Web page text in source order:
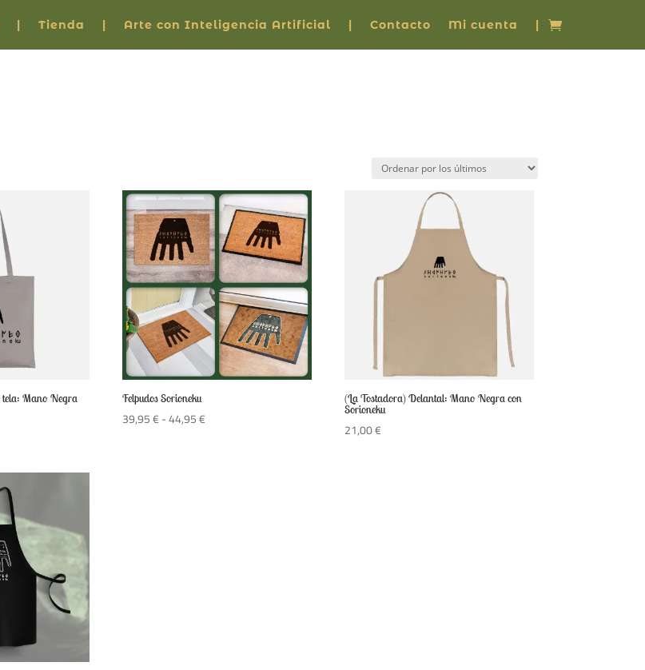
| Tienda | Arte con Inteligencia Artificial | Contacto Mi cuenta |
tela: Mano Negra Felpudos Sorioneku
39,95€ - 44,95€
(La Tostadora) Delantal: Mano Negra con
Sorioneku
21,00€